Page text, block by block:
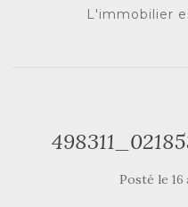
L'immobilier
Posté le 16